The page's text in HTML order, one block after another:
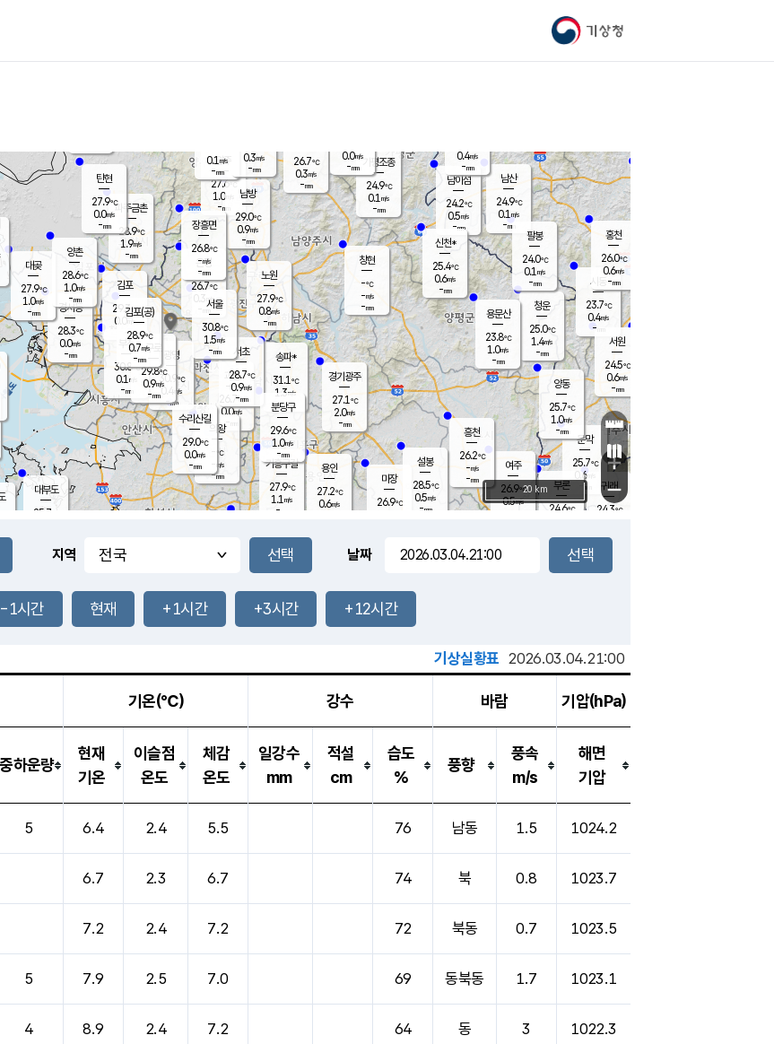
기상청
문막
25.7℃
0.6m/s
mm
남이섬
24.2℃
0.5m/s
-mm
양주
27.6℃
1.0
-mm
부론
24.6℃
과천
26.7℃
0.0m/s
- mm
남산
24.9℃
0.1 m/s
-mm
-mm
청운
25.0℃
1.4m/s
-mm
팔봉
24.0℃
0.1 m/s
-mm
-mm
용인
27.2℃
0.6m/s
여주
26.9℃
0.5m/s
양동
25.7℃
1.0m/s
-mm
경기광주
27.1℃
2.0m/s
-mm
장호원
0.4m/s
-mm
26.4
℃
대부도
25.7
경서동
28.3℃
0.0m/s
-mm
파주금촌
28.9℃
1.9m/s
-mm
가평조종
24.9℃
0.1 m/s
-mm
26.7℃
0.3m/s
-mm
대곶
27.9℃
1.0m/s
-mm
신천*
25.4℃
0.6m/s
-mm
창현
-℃
-m/s
-mm
탄현
27.9℃
0.0m/s
-mm
0.0m/s
-mm
28.9℃
1.4m/s
-mm
흥천
26.2℃
-m/s
-mm
마장
26.9℃
의왕
- ℃
-m/s
-mm
김포
29.3℃
0.0 m/s
mm
설봉
28.5℃
0.5m/s
-mm
광명
30.9 ℃
0.4 m/s
-mm
부천
30.8℃
0.1 m/s
-mm
-mm
양촌
28.6℃
1.0m/s
-mm
구로
29.8℃
0.9m/s
-mm
은평
26.7℃
0.3 m/s
- mm
노원
27.9℃
0.8m/s
-mm
송파*
31.1℃
1.3m/s
-mm
서초
28.7℃
0.9m/s
-mm
남방
29.0℃
0.9m/s
-mm
기흥구갈
27.9℃
1.1 m/s
-
수리산길
29.0℃
0.0m/s
-mm
분당구
29.6℃
1.0m/s
-mm
장흥면
26.8℃
-m/s
-mm
0.1 m/s
-mm
시동
23.7℃
0.4m/s
- mm
귀래
24.3℃
서원
24.5℃
0.6m/s
-mm
용문산
23.8℃
1.0m/s
-mm
홍천
26.0℃
0.6m/s
-mm
김포(공)
28.9℃
0.7m/s
-mm
서울
30.8℃
1.5m/s
-mm
0.3m/s
-mm
+
−
20 km
지역 날짜
-1시간 현재 +1시간 +3시간 +12시간
기상실황표 2026.03.04.21:00
기온(℃) 강수 바람 기압(hPa)
중하운량
현재
기온
이슬점
온도
체감
온도
일강수
mm
적설
cm
습도
%
풍향
풍속
m/s
해면
기압
5 6.4 2.4 5.5 76 남동 1.5 1024.2
6.7 2.3 6.7 74 북 0.8 1023.7
7.2 2.4 7.2 72 북동 0.7 1023.5
5 7.9 2.5 7.0 69 동북동 1.7 1023.1
4 8.9 2.4 7.2 64 동 3 1022.3